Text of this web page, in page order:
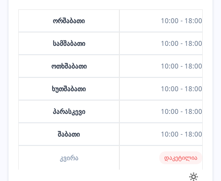
ორშაბათი 10:00 - 18:00
სამშაბათი 10:00 - 18:00
ოთხშაბათი 10:00 - 18:00
ხუთშაბათი 10:00 - 18:00
პარასკევი 10:00 - 18:00
შაბათი 10:00 - 18:00
კვირა დაკეტილია